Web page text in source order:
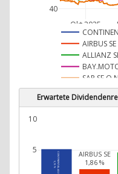
Okt 2025
40
AIRBUS SE
ALLIANZ
SAP SE O.N.
Erwartete
CONTINENTAL AG O.N.
5,13 %
AIRBUS SE
1,86 %
5
10